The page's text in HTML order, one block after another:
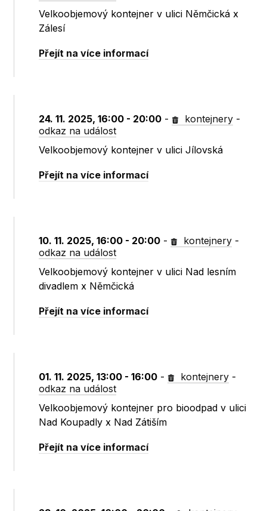
Velkoobjemový kontejner v ulici Němčická x
Zálesí
Přejít na více informací
24. 11. 2025, 16:00 - 20:00 - kontejnery -
odkaz na událost
Velkoobjemový kontejner v ulici Jílovská
Přejít na více informací
10. 11. 2025, 16:00 - 20:00 - kontejnery -
odkaz na událost
Velkoobjemový kontejner v ulici Nad lesním
divadlem x Němčická
Přejít na více informací
01. 11. 2025, 13:00 - 16:00 - kontejnery -
odkaz na událost
Velkoobjemový kontejner pro bioodpad v ulici
Nad Koupadly x Nad Zátiším
Přejít na více informací